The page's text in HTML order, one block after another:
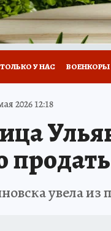
ТОЛЬКО У НАС ВОЕНКОРЫ
РОССИЯ ПРОИСШЕСТВИЯ
2026 12:18
продать
увела из